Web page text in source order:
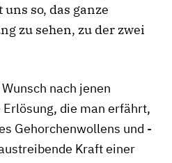
so, das ganze
zu sehen, zu der zwei
nach jenen
die man erfährt,
Gehorchenwollens und -
Kraft einer